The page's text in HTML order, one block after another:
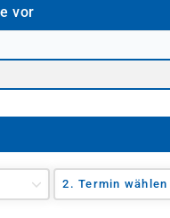
vor
2. Termin wählen